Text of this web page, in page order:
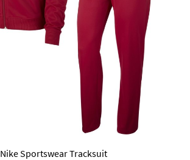
Nike Sportswear Tracksuit